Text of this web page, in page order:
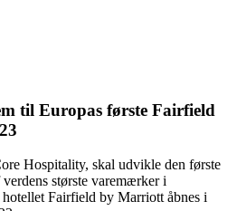
til Europas første Fairfield
Hospitality, skal udvikle den første
største varemærker i
Fairfield by Marriott åbnes i